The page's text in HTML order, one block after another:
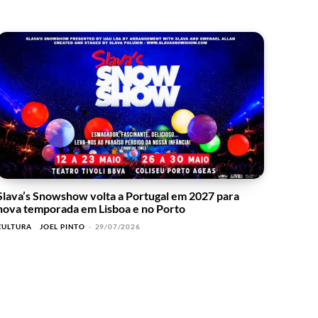
Snowshow volta a Portugal em 2027 para
temporada em Lisboa e no Porto
JOEL PINTO - 29/07/2026